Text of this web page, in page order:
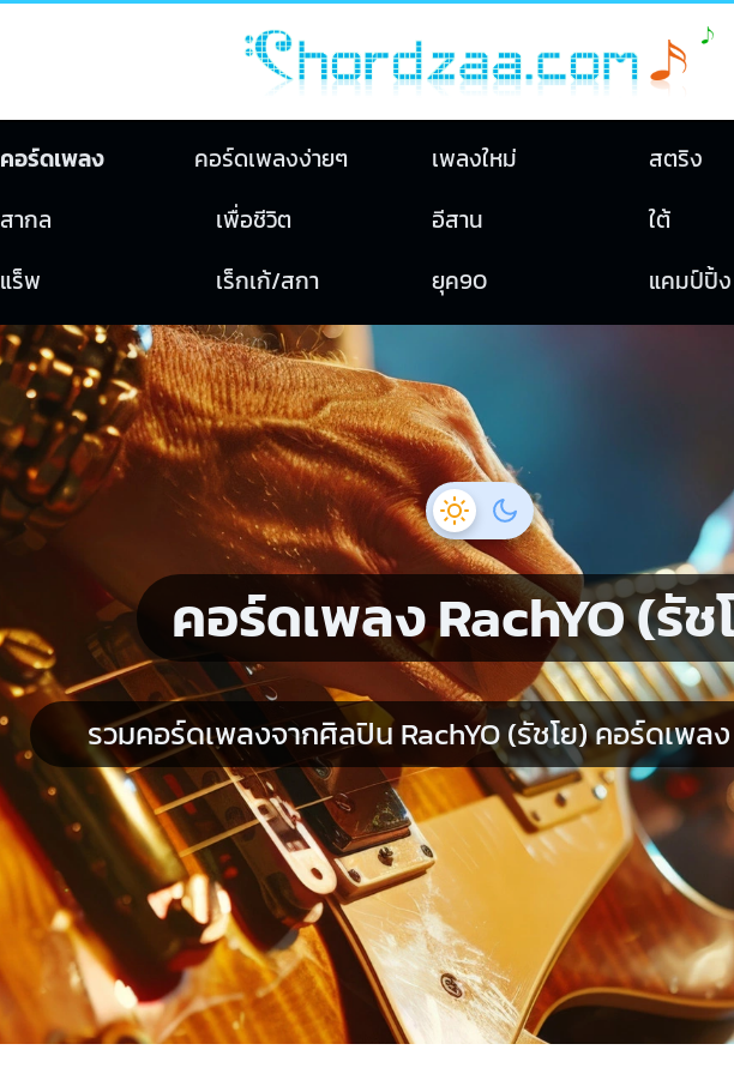
คอร์ดเพลง คอร์ดเพลงง่ายๆ เพลงใหม่ สตริง
สากล
เพื่อชีวิต อีสาน ใต้
แร็พ
เร็กเก้/สกา ยุค90 แคมป์ปิ้ง
คอร์ดเพลง RachYO (รัช
รวมคอร์ดเพลงจากศิลปิน RachYO (รัชโย) คอร์ดเพล